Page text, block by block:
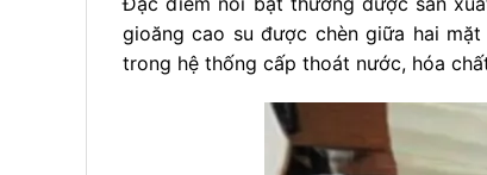
gioăng cao su được chèn giữa hai
trong hệ thống cấp thoát nước, hóa